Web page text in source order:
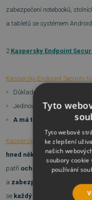
zabezpečení notebooků,
a tabletů se systémem
2.Kaspersky Endpoint
Kaspersky Endpoint Security
Důkladnou vícevrstvou
Jedinou unifikovanou
A má také zásadní
Kaspersky Endpoint Security
hned několik účinných
patří ochrana založená na
a zabezpečení na bázi
se každý den objeví přes
Tyto
Tyto webové
ke zlepšení
našich
soubory cookie
používání